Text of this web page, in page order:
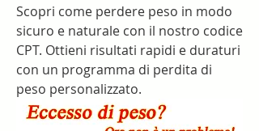
Scopri come perdere peso in modo
sicuro e naturale con il nostro codice
CPT. Ottieni risultati rapidi e duraturi
con un programma di perdita di
peso personalizzato.